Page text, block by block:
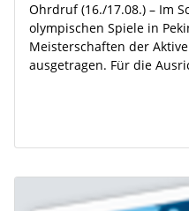
Ohrdruf (16./17.08.) – Im
olympischen Spiele in
Meisterschaften der
ausgetragen. Für die